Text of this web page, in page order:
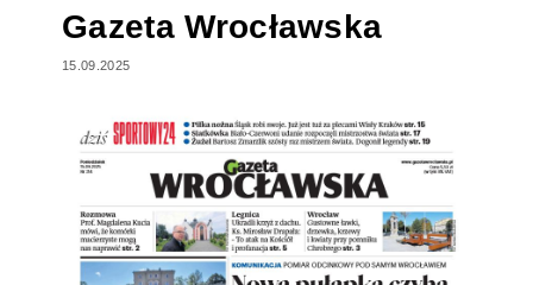
Gazeta Wrocławska
15.09.2025